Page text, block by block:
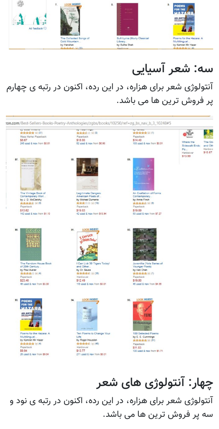
سه: شعر آسیایی
آنتولوژی شعر برای هزاره، در این رده، اکنون در رتبه ی چهارم
پر فروش ترین ها می باشد.
چهار: آنتولوژی های شعر
آنتولوژی شعر برای هزاره، در این رده، اکنون در رتبه ی نود و
سه پر فروش ترین ها می باشد.